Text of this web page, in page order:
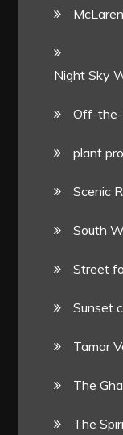
Night Sky
Off-
plant
Scenic
South
Street
Sunset
Tamar
The
The